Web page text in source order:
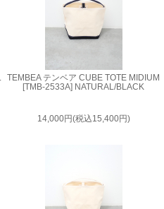
TEMBEA テンベア CUBE TOTE MIDIUM
[TMB-2533A] NATURAL/BLACK
14,000円(税込15,400円)